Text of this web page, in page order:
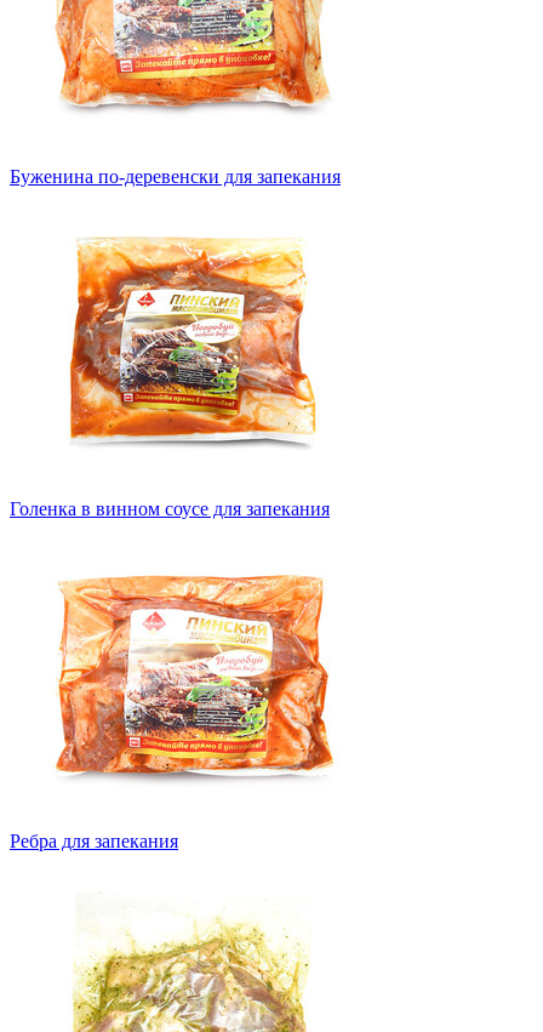
Буженина по-деревенски для запекания
Голенка в винном соусе для запекания
Ребра для запекания